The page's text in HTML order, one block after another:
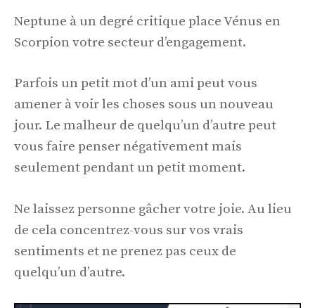
Neptune à un degré critique place Vénus en
Scorpion votre secteur d’engagement.
Parfois un petit mot d’un ami peut vous
amener à voir les choses sous un nouveau
jour. Le malheur de quelqu’un d’autre peut
vous faire penser négativement mais
seulement pendant un petit moment.
Ne laissez personne gâcher votre joie. Au lieu
de cela concentrez-vous sur vos vrais
sentiments et ne prenez pas ceux de
quelqu’un d’autre.